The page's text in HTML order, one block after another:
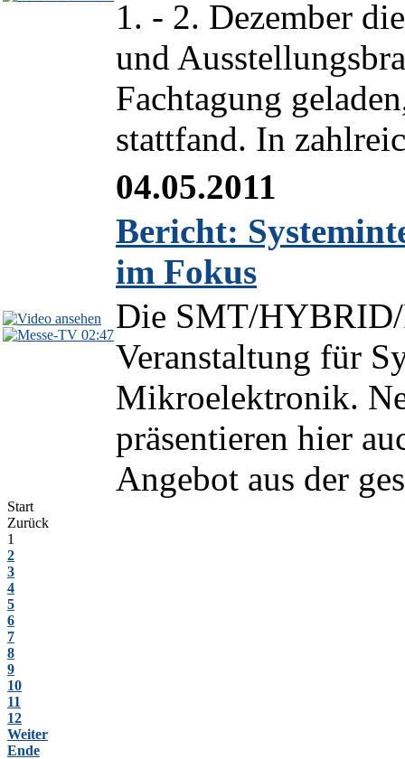
1. - 2. Dezember
und
Fachtagung
stattfand. In
02:47
04.05.2011
Bericht:
im Fokus
Die SMT/
Veranstaltung für
Mikroelektronik.
präsentieren hier
Angebot aus der
Start
Zurück
1
2
3
4
5
6
7
8
9
10
11
12
Weiter
Ende